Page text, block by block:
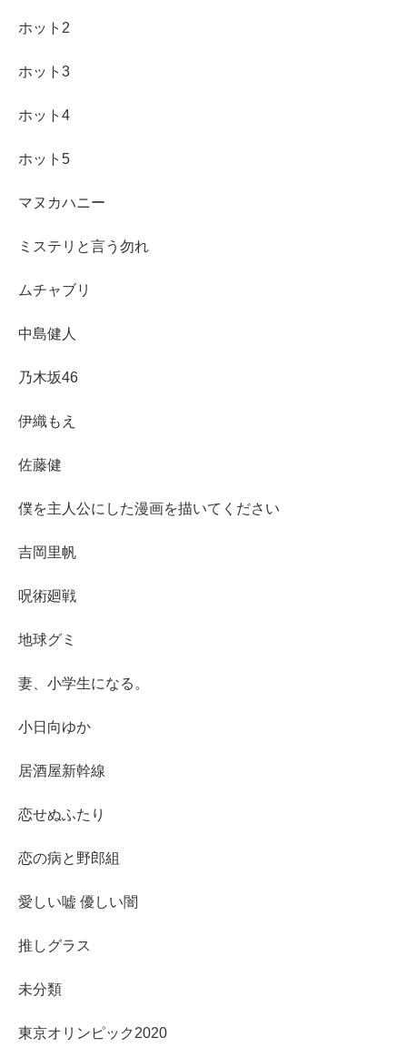
ホット2
ホット3
ホット4
ホット5
マヌカハニー
ミステリと言う勿れ
ムチャブリ
中島健人
乃木坂46
伊織もえ
佐藤健
僕を主人公にした漫画を描いてください
吉岡里帆
呪術廻戦
地球グミ
妻、小学生になる。
小日向ゆか
居酒屋新幹線
恋せぬふたり
恋の病と野郎組
愛しい嘘 優しい闇
推しグラス
未分類
東京オリンピック2020